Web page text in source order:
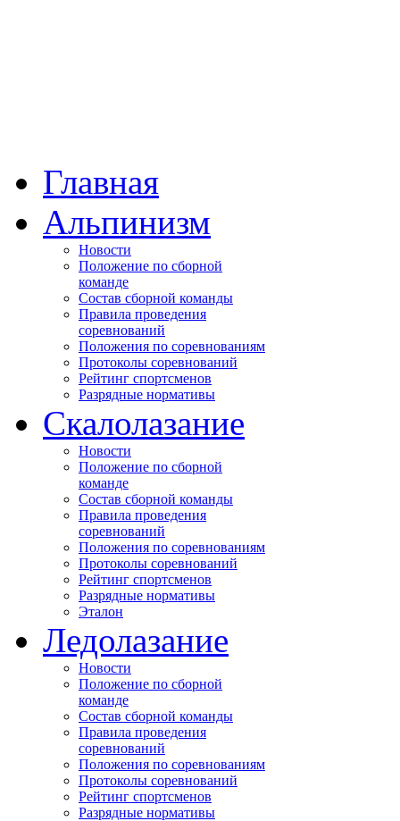
Главная
Альпинизм
Новости
Положение по сборной
команде
Состав сборной команды
Правила проведения
соревнований
Положения по соревнованиям
Протоколы соревнований
Рейтинг спортсменов
Разрядные нормативы
Скалолазание
Новости
Положение по сборной
команде
Состав сборной команды
Правила проведения
соревнований
Положения по соревнованиям
Протоколы соревнований
Рейтинг спортсменов
Разрядные нормативы
Эталон
Ледолазание
Новости
Положение по сборной
команде
Состав сборной команды
Правила проведения
соревнований
Положения по соревнованиям
Протоколы соревнований
Рейтинг спортсменов
Разрядные нормативы